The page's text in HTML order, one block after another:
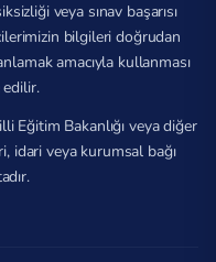
veya sınav başarısı
bilgileri doğrudan
amacıyla kullanması
Eğitim Bakanlığı veya diğer
idari veya kurumsal bağı